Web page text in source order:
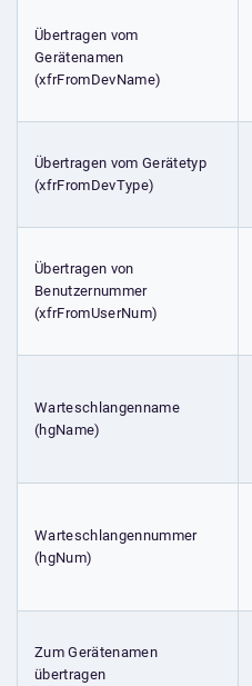
Übertragen vom
Gerätenamen
(xfrFromDevName)
Übertragen vom Gerätetyp
(xfrFromDevType)
Übertragen von
Benutzernummer
(xfrFromUserNum)
Warteschlangenname
(hgName)
Warteschlangennummer
(hgNum)
Zum Gerätenamen
übertragen